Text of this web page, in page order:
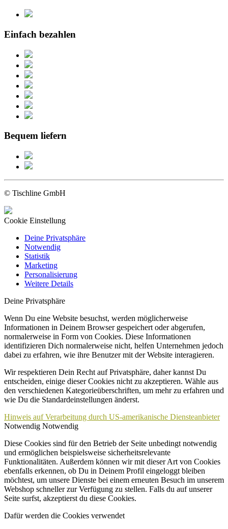
Einfach bezahlen
Bequem liefern
© Tischline GmbH
Cookie Einstellung
Deine Privatsphäre
Notwendig
Statistik
Marketing
Personalisierung
Weitere Details
Deine Privatsphäre
Wenn Du eine Website besuchst, werden möglicherweise
Informationen in Deinem Browser gespeichert oder abgerufen,
normalerweise in Form von Cookies. Diese Informationen
identifizieren Dich normalerweise nicht, helfen Unternehmen jedoch
dabei zu erfahren, wie ihre Benutzer mit der Website interagieren.
Wir respektieren Dein Recht auf Privatsphäre, daher kannst Du
entscheiden, einige dieser Cookies nicht zu akzeptieren. Wähle aus
den verschiedenen Kategorieüberschriften, um mehr zu erfahren und
wie Du die Standardeinstellungen änderst.
Hinweis auf Verarbeitung durch US-amerikanische Diensteanbieter
Notwendig Notwendig
Diese Cookies sind für den Betrieb der Seite unbedingt notwendig
und ermöglichen beispielsweise sicherheitsrelevante
Funktionalitäten. Außerdem können wir mit dieser Art von Cookies
ebenfalls erkennen, ob Du in Deinem Profil eingeloggt bleiben
möchtest, um unsere Dienste bei einem erneuten Besuch im unserem
Webshop schneller zur Verfügung zu stellen. Falls du auf unserer
Seite surfst, akzeptierst du diese Cookies.
Dafür werden die Cookies verwendet